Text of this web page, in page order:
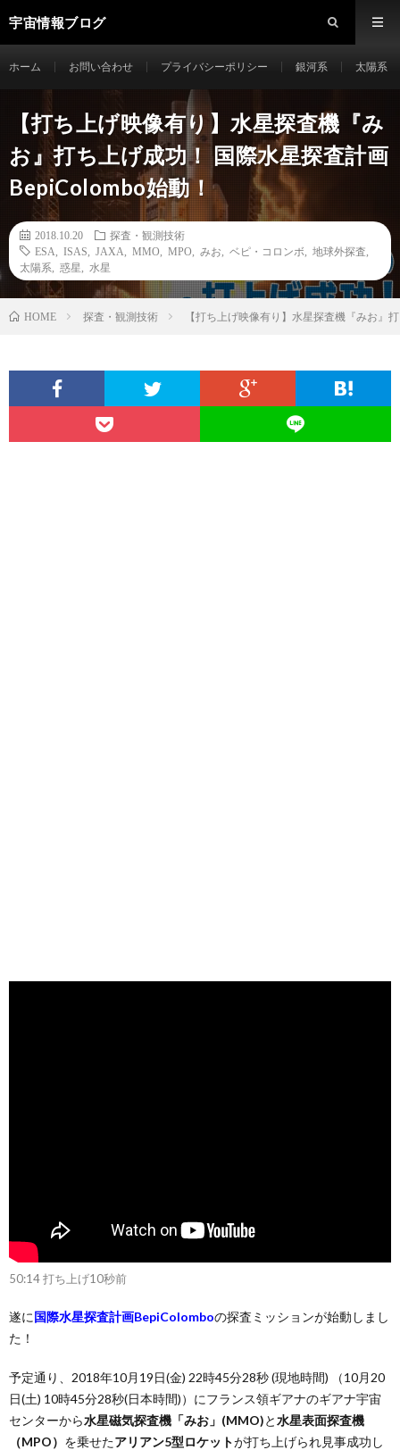
宇宙情報ブログ
ホーム お問い合わせ プライバシーポリシー 銀河系 太陽系
【打ち上げ映像有り】水星探査機『み
お』打ち上げ成功！ 国際水星探査計画
BepiColombo始動！
2018.10.20
探査・観測技術
ESA
ISAS JAXA MMO MPO みお ベピ・コロンボ 地球外探査
太陽系
惑星 水星
HOME 探査・観測技術 【打ち上げ映像有り】水星探査機『みお』
50:14 打ち上げ10秒前
遂に国際水星探査計画BepiColomboの探査ミッションが始動しまし
た！
予定通り、2018年10月19日(金) 22時45分28秒 (現地時間) （10月20
日(土) 10時45分28秒(日本時間)）にフランス領ギアナのギアナ宇宙
センターから水星磁気探査機「みお」(MMO)と水星表面探査機
（MPO） を乗せたアリアン5型ロケットが打ち上げられ見事成功し